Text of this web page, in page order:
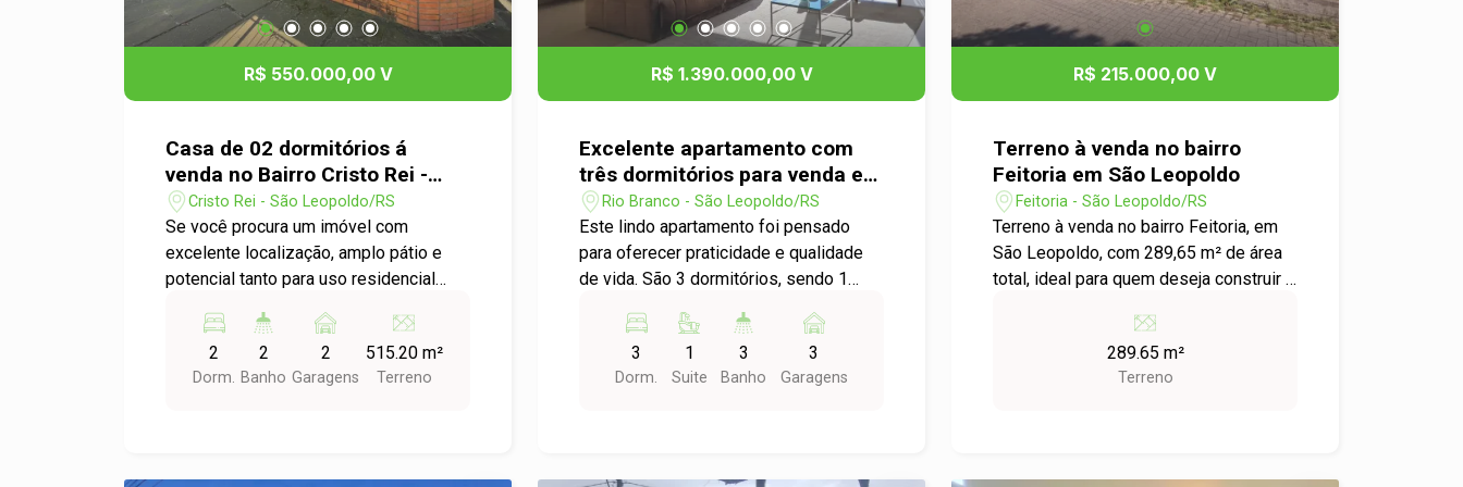
momentos ao ar livre, com espaço para
jardinagem. Não perca a oportunidade
conforto, localização e praticidade.
com a sua futura casa!
para até 4 veículos. Na área externa, um
belo jardim complementa a
churrasqueira, espaço gourmet e
elétrica. Imóvel semimobiliado, pronto
para morar.
R$ 550.000,00 V
Casa de 02 dormitórios á
venda no Bairro Cristo Rei -
São Leopoldo - RS
Cristo Rei - São Leopoldo/RS
Se você procura um imóvel com
excelente localização, amplo pátio e
potencial tanto para uso residencial
ideal. Localizado em uma região
privilegiada, o imóvel oferece fácil
acesso às principais rodovias e está
2
Dorm.
2
Banho
2
Garagens
515.20 m²
Terreno
R$ 1.390.000,00 V
Excelente apartamento com
três dormitórios para venda em
São Leopoldo!
Rio Branco - São Leopoldo/RS
Este lindo apartamento foi pensado
para oferecer praticidade e qualidade
de vida. São 3 dormitórios, sendo 1
proporcionando conforto para toda a
família. A cozinha em conceito aberto
integra-se harmoniosamente às salas
3
Dorm.
1
Suite
3
Banho
3
Garagens
R$ 215.000,00 V
Terreno à venda no bairro
Feitoria em São Leopoldo
Feitoria - São Leopoldo/RS
Terreno à venda no bairro Feitoria, em
São Leopoldo, com 289,65 m² de área
total, ideal para quem deseja construir a
em constante valorização. Com
excelente aproveitamento, o lote
oferece o espaço ideal para diferentes
289.65 m²
Terreno